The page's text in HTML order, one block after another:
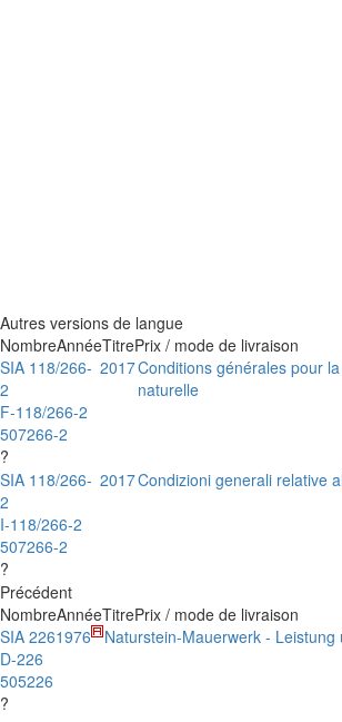
Autres versions de langue
NombreAnnéeTitrePrix / mode de livraison
SIA 118/266-
2
F-118/266-2
507266-2
?
2017Conditions générales pour
naturelle
SIA 118/266-
2
I-118/266-2
507266-2
?
2017Condizioni generali relative
Précédent
NombreAnnéeTitrePrix / mode de livraison
SIA 226
D-226
505226
?
1976 Naturstein-Mauerwerk - Leistung